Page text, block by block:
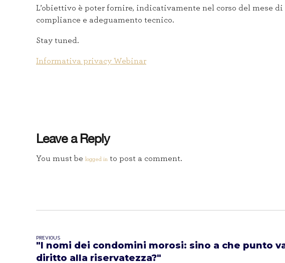
L’obiettivo è poter fornire, indicativamente nel corso del mese
compliance e adeguamento tecnico.
Stay tuned.
Informativa privacy Webinar
Leave a Reply
You must be logged in to post a comment.
PREVIOUS
"I nomi dei condomini morosi: sino a che punto
diritto alla riservatezza?"